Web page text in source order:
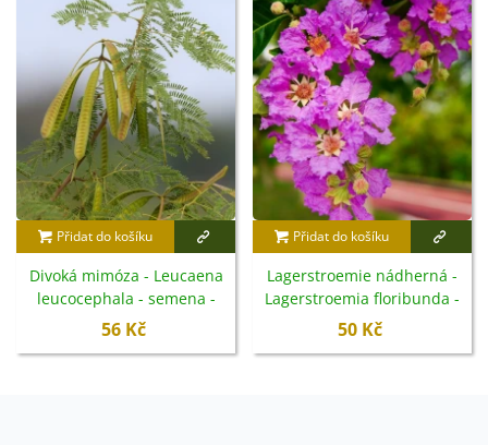
Přidat do košíku
Divoká mimóza - Leucaena
leucocephala - semena -
7 ks
56 Kč
Přidat do košíku
Lagerstroemie nádherná -
Lagerstroemia floribunda -
semena - 7 ks
50 Kč